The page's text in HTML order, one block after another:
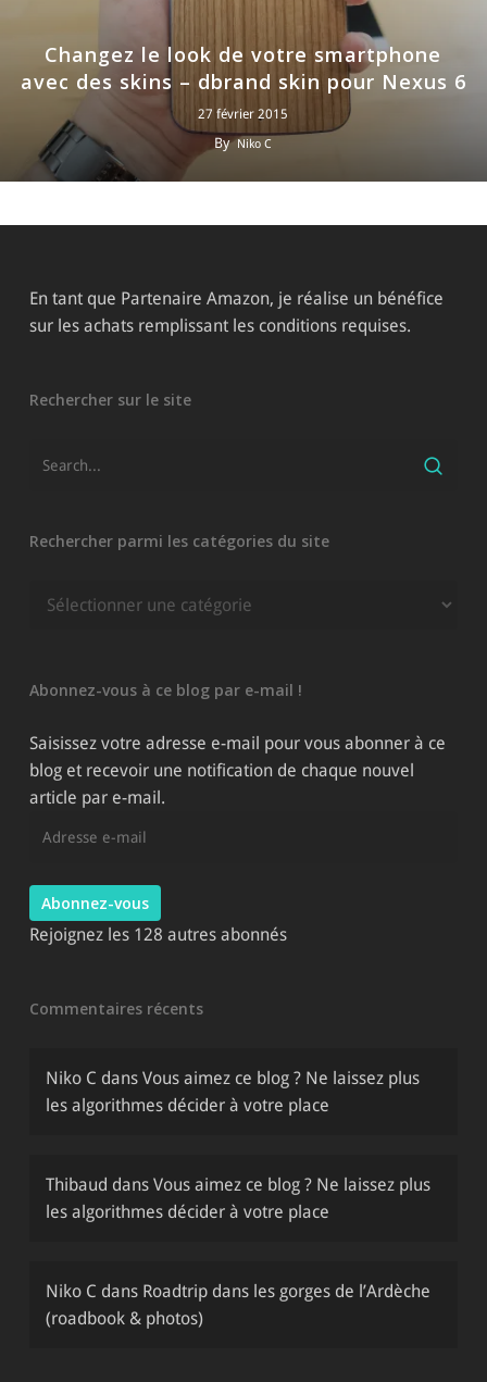
Changez le look de votre smartphone
avec des skins – dbrand skin pour Nexus 6
27 février 2015
By Niko C
En tant que Partenaire Amazon, je réalise un bénéfice
sur les achats remplissant les conditions requises.
Rechercher sur le site
Rechercher parmi les catégories du site
Rechercher
du
Abonnez-vous à ce blog par e-mail !
Saisissez votre adresse e-mail pour vous abonner à ce
blog et recevoir une notification de chaque nouvel
article par e-mail.
Abonnez-vous
Rejoignez les 128 autres abonnés
Commentaires récents
Niko C dans Vous aimez ce blog ? Ne laissez plus
les algorithmes décider à votre place
Thibaud dans Vous aimez ce blog ? Ne laissez plus
les algorithmes décider à votre place
Niko C dans Roadtrip dans les gorges de l’Ardèche
(roadbook & photos)